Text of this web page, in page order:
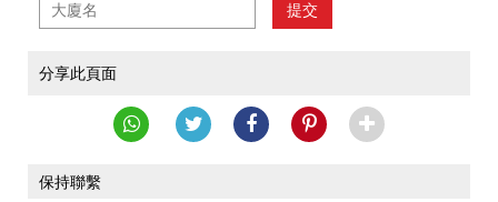
提交
分享此頁面
保持聯繫